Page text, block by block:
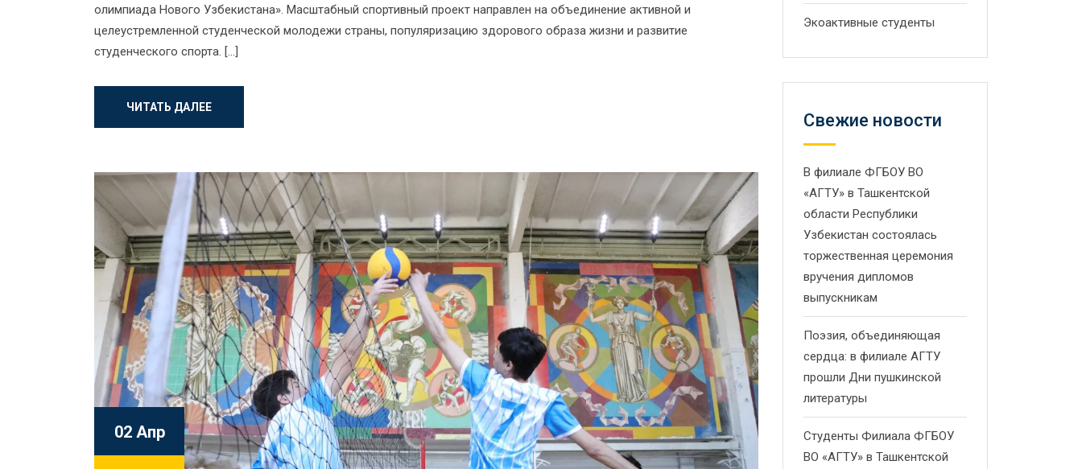
олимпиада Нового Узбекистана». Масштабный спортивный проект направлен на объединение активной и
целеустремленной студенческой молодежи страны, популяризацию здорового образа жизни и развитие
студенческого спорта. […]
ЧИТАТЬ ДАЛЕЕ
02 Апр
Экоактивные студенты
Свежие новости
В филиале ФГБОУ ВО
«АГТУ» в Ташкентской
области Республики
Узбекистан состоялась
торжественная церемония
вручения дипломов
выпускникам
Поэзия, объединяющая
сердца: в филиале АГТУ
прошли Дни пушкинской
литературы
Студенты Филиала ФГБОУ
ВО «АГТУ» в Ташкентской